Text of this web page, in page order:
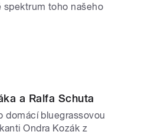
spektrum toho našeho
a Ralfa Schuta
domácí bluegrassovou
Ondra Kozák z